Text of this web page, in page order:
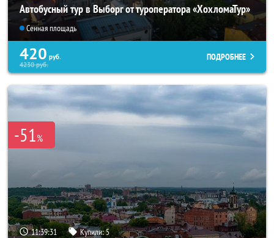
Автобусный тур в Выборг от туроператора «ХохломаТур»
Сенная площадь
420 руб.
4230руб.
ПОДРОБНЕЕ
-51%
11:39:31 Купили:5